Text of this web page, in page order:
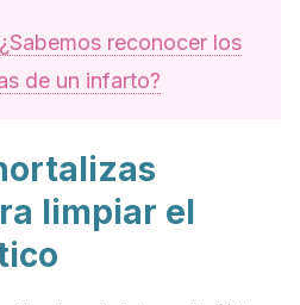
¿Sabemos reconocer los
de un infarto?
limpiar el